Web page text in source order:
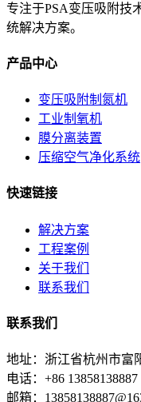
专注于PSA变压吸附技
统解决方案。
产品中心
变压吸附制氮机
工业制氧机
膜分离装置
压缩空气净化系统
快速链接
解决方案
工程案例
关于我们
联系我们
联系我们
地址：浙江省杭州市富
电话：+86 13858138887
邮箱：